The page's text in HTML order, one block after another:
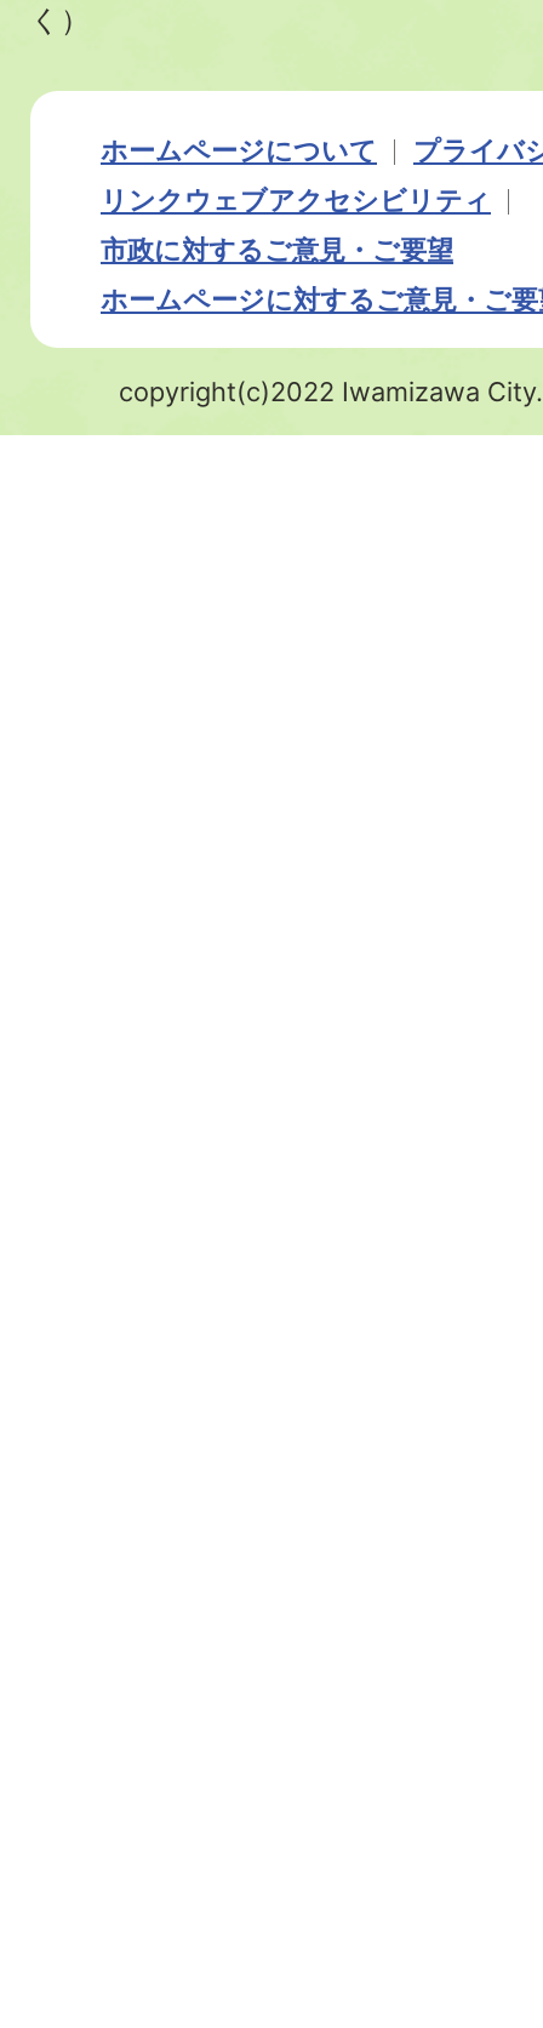
く）
ホームページについて
プライバ
リンク ウェブアクセシビリティ
市政に対するご意見・ご要望
ホームページに対するご意見・ご
copyright(c)2022 Iwamizawa